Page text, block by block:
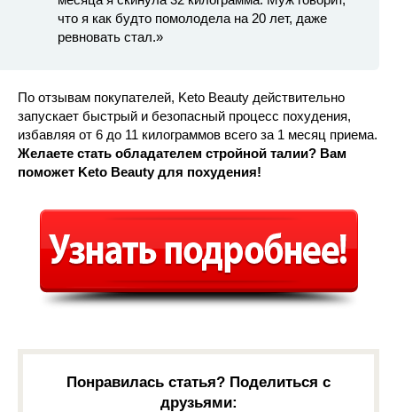
что я как будто помолодела на 20 лет, даже
ревновать стал.»
По отзывам покупателей, Keto Beauty действительно
запускает быстрый и безопасный процесс похудения,
избавляя от 6 до 11 килограммов всего за 1 месяц приема.
Желаете стать обладателем стройной талии? Вам
поможет Keto Beauty для похудения!
Понравилась статья? Поделиться с
друзьями: